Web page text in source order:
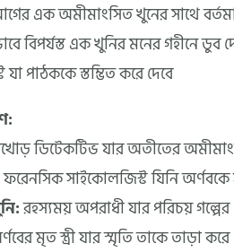
এক অমীমাংসিত খুনের সাথে
বিপর্যস্ত এক খুনির মনের গহীনে ডুব
পাঠককে স্তম্ভিত করে দেবে
ডিটেকটিভ যার অতীতের
ফরেনসিক সাইকোলজিস্ট যিনি অর্ণবকে
রহস্যময় অপরাধী যার পরিচয়
মৃত স্ত্রী যার স্মৃতি তাকে তাড়া করে